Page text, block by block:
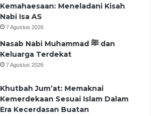
Kemahaesaan: Meneladani Kisah
Nabi Isa AS
7 Agustus 2026
Nasab Nabi Muhammad ﷺ dan
Keluarga Terdekat
7 Agustus 2026
Khutbah Jum’at: Memaknai
Kemerdekaan Sesuai Islam Dalam
Era Kecerdasan Buatan